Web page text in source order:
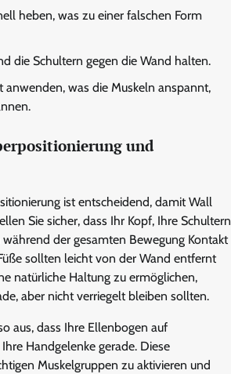
heben, was zu einer falschen Form
die Schultern gegen die Wand halten.
anwenden, was die Muskeln anspannt,
und
ist entscheidend, damit Wall
Sie sicher, dass Ihr Kopf, Ihre Schultern
der gesamten Bewegung Kontakt
sollten leicht von der Wand entfernt
natürliche Haltung zu ermöglichen,
aber nicht verriegelt bleiben sollten.
aus, dass Ihre Ellenbogen auf
Handgelenke gerade. Diese
Muskelgruppen zu aktivieren und